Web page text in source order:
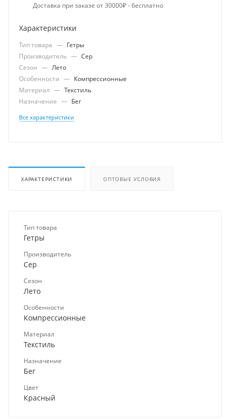
Доставка при заказе от 30000₽ - бесплатно
Характеристики
Тип товара — Гетры
Производитель — Cep
Сезон — Лето
Особенности — Компрессионные
Материал — Текстиль
Назначение — Бег
Все характеристики
ХАРАКТЕРИСТИКИ ОПТОВЫЕ УСЛОВИЯ
Тип товара
Гетры
Производитель
Cep
Сезон
Лето
Особенности
Компрессионные
Материал
Текстиль
Назначение
Бег
Цвет
Красный